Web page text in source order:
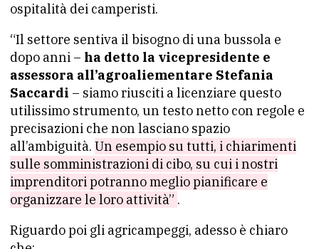
ospitalità dei camperisti.
“Il settore sentiva il bisogno di una bussola e
dopo anni – ha detto la vicepresidente e
assessora all’agroaliementare Stefania
Saccardi – siamo riusciti a licenziare questo
utilissimo strumento, un testo netto con regole e
precisazioni che non lasciano spazio
all’ambiguità. Un esempio su tutti, i chiarimenti
sulle somministrazioni di cibo, su cui i nostri
imprenditori potranno meglio pianificare e
organizzare le loro attività” .
Riguardo poi gli agricampeggi, adesso è chiaro